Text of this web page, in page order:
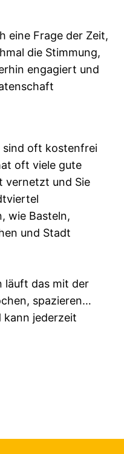
eine Frage der Zeit,
die Stimmung,
engagiert und
sind oft kostenfrei
oft viele gute
vernetzt und Sie
wie Basteln,
und Stadt
läuft das mit der
spazieren…
kann jederzeit